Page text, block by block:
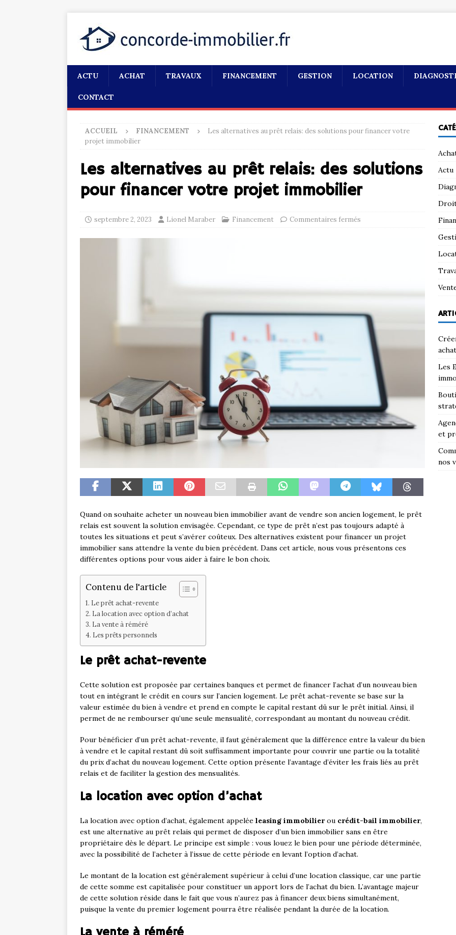
ACTU ACHAT TRAVAUX FINANCEMENT GESTION LOCATION
CONTACT
ACCUEIL FINANCEMENT
Les alternatives au prêt relais: des solutions pour financer votre
projet immobilier
Les alternatives au prêt relais: des solutions
pour financer votre projet immobilier
septembre 2, 2023 Lionel Maraber Financement Commentaires fermés
Quand on souhaite acheter un nouveau bien immobilier avant de vendre son ancien logement, le prêt
relais est souvent la solution envisagée. Cependant, ce type de prêt n’est pas toujours adapté à
toutes les situations et peut s’avérer coûteux. Des alternatives existent pour financer un projet
immobilier sans attendre la vente du bien précédent. Dans cet article, nous vous présentons ces
différentes options pour vous aider à faire le bon choix.
Contenu de l'article
Le prêt achat-revente
La location avec option d’achat
La vente à réméré
Les prêts personnels
Le prêt achat-revente
Cette solution est proposée par certaines banques et permet de financer l’achat d’un nouveau bien
tout en intégrant le crédit en cours sur l’ancien logement. Le prêt achat-revente se base sur la
valeur estimée du bien à vendre et prend en compte le capital restant dû sur le prêt initial. Ainsi, il
permet de ne rembourser qu’une seule mensualité, correspondant au montant du nouveau crédit.
Pour bénéficier d’un prêt achat-revente, il faut généralement que la différence entre la valeur du bien
à vendre et le capital restant dû soit suffisamment importante pour couvrir une partie ou la totalité
du prix d’achat du nouveau logement. Cette option présente l’avantage d’éviter les frais liés au prêt
relais et de faciliter la gestion des mensualités.
La location avec option d’achat
La location avec option d’achat, également appelée leasing immobilierou crédit-bail immobilier,
est une alternative au prêt relais qui permet de disposer d’un bien immobilier sans en être
propriétaire dès le départ. Le principe est simple : vous louez le bien pour une période déterminée,
avec la possibilité de l’acheter à l’issue de cette période en levant l’option d’achat.
Le montant de la location est généralement supérieur à celui d’une location classique, car une partie
de cette somme est capitalisée pour constituer un apport lors de l’achat du bien. L’avantage majeur
de cette solution réside dans le fait que vous n’aurez pas à financer deux biens simultanément,
puisque la vente du premier logement pourra être réalisée pendant la durée de la location.
Actu
Les
et
nos